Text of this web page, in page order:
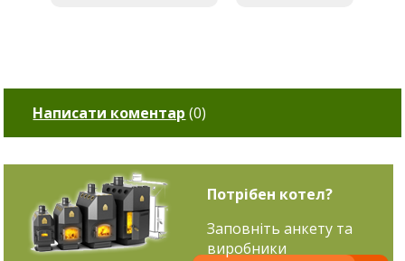
Написати коментар (0)
Потрібен котел?
Заповніть анкету та
виробники